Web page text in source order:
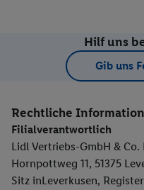
Hilf uns
Gib uns
Rechtliche
Filialverantwortlich
Lidl Vertriebs-GmbH & Co.
Hornpottweg 11, 51375
Sitz inLeverkusen,